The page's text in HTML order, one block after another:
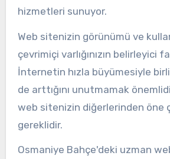
hizmetleri sunuyor.
Web sitenizin görünümü ve
çevrimiçi varlığınızın belirleyici
İnternetin hızla büyümesiyle
de arttığını unutmamak
web sitenizin diğerlerinden öne
gereklidir.
Osmaniye Bahçe'deki uzman